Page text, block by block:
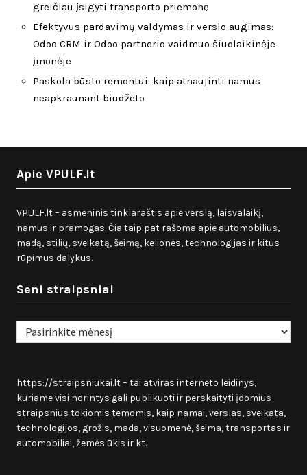
greičiau įsigyti transporto priemonę
Efektyvus pardavimų valdymas ir verslo augimas:
Odoo CRM ir Odoo partnerio vaidmuo šiuolaikinėje
įmonėje
Paskola būsto remontui: kaip atnaujinti namus
neapkraunant biudžeto
Apie VPULF.lt
VPULF.lt – asmeninis tinklaraštis apie verslą, laisvalaikį,
namus ir pramogas. Čia taip pat rašoma apie automobilius,
madą, stilių, sveikatą, šeimą, keliones, technologijas ir kitus
rūpimus dalykus.
Seni straipsniai
Seni
straipsniai
https://straipsniukai.lt– tai atviras interneto leidinys,
kuriame visi norintys gali publikuoti ir perskaityti įdomius
straipsnius tokiomis temomis, kaip namai, verslas, sveikata,
technologijos, grožis, mada, visuomenė, šeima, transportas ir
automobiliai, žemės ūkis ir kt.